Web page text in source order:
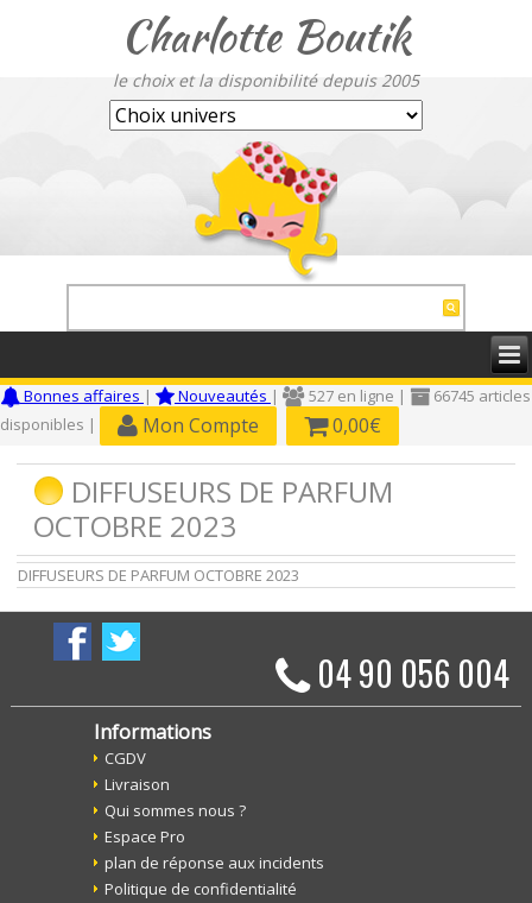
Charlotte Boutik
le choix et la disponibilité depuis 2005
Bonnes affaires | Nouveautés | 527 en ligne |
66745 articles
disponibles |
Mon Compte 0,00€
DIFFUSEURS DE PARFUM
OCTOBRE 2023
DIFFUSEURS DE PARFUM OCTOBRE 2023
04 90 056 004
Informations
CGDV
Livraison
Qui sommes nous ?
Espace Pro
plan de réponse aux incidents
Politique de confidentialité